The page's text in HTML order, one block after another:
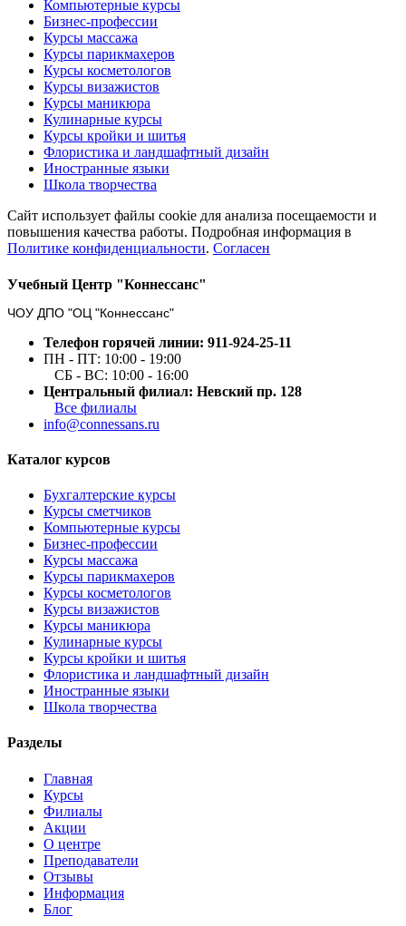
Компьютерные курсы
Бизнес-профессии
Курсы массажа
Курсы парикмахеров
Курсы косметологов
Курсы визажистов
Курсы маникюра
Кулинарные курсы
Курсы кройки и шитья
Флористика и ландшафтный дизайн
Иностранные языки
Школа творчества
Сайт использует файлы cookie для анализа посещаемости и
повышения качества работы. Подробная информация в
Политике конфиденциальности. Согласен
Учебный Центр "Коннессанс"
ЧОУ ДПО "ОЦ "Коннессанс"
Телефон горячей линии: 911-924-25-11
ПН - ПТ: 10:00 - 19:00
СБ - ВС: 10:00 - 16:00
Центральный филиал: Невский пр. 128
Все филиалы
info@connessans.ru
Каталог курсов
Бухгалтерские курсы
Курсы сметчиков
Компьютерные курсы
Бизнес-профессии
Курсы массажа
Курсы парикмахеров
Курсы косметологов
Курсы визажистов
Курсы маникюра
Кулинарные курсы
Курсы кройки и шитья
Флористика и ландшафтный дизайн
Иностранные языки
Школа творчества
Разделы
Главная
Курсы
Филиалы
Акции
О центре
Преподаватели
Отзывы
Информация
Блог